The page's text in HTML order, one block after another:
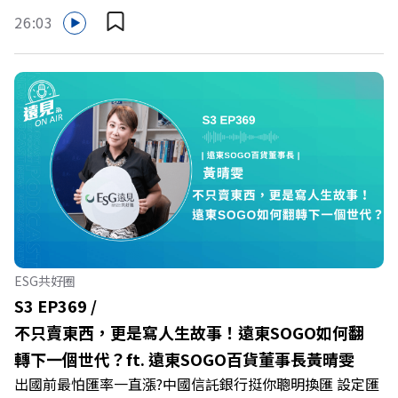
成默默承受著「沉默的倦怠」。當主管的期待、同儕的競爭
與承上啟下的壓力成為日常，身在職場的我們該如何停止無
止境的自我懷疑，在人際風暴中找回安頓內心的力量？ 本
集《遠見ON AIR》邀請新書《透視職場冰山》作者、薩提
爾模式溝通引導師李崇義與謝佳芸，教你如何看穿職場底層
的應對姿態，以及在緊湊的職場節奏中，修煉安頓心法！
🔺你的自我價值，難道只能由考績和主管來決定？ 🔺你或
你的同事，正在用哪種「不一致」的姿態應對壓力？ 🔺如
何在中高壓的「三明治主管」困境中全身而退？ 主持人／
遠見雜誌總編輯 林讓均 與談人／薩提爾模式溝通引導師、
作者 李崇義、謝佳芸 +++++ 🫧清除腦袋的盲點，也順手理
清生活的雜亂。 點開看質感養成術>>
https://gvmkt.pse.is/9al3px ✨關注《遠見》更多的社群：
LINE：https://reurl.cc/A4ELQp IG：
https://bit.ly/3AjBWNV YT：https://bit.ly/38jNi9k
Powered by Firstory Hosting
26:03
ESG共好圈
S3 EP369 /
不只賣東西，更是寫人生故事！遠東SOGO如何翻
轉下一個世代？ft. 遠東SOGO百貨董事長黃晴雯
出國前最怕匯率一直漲?中國信託銀行挺你聰明換匯 設定匯